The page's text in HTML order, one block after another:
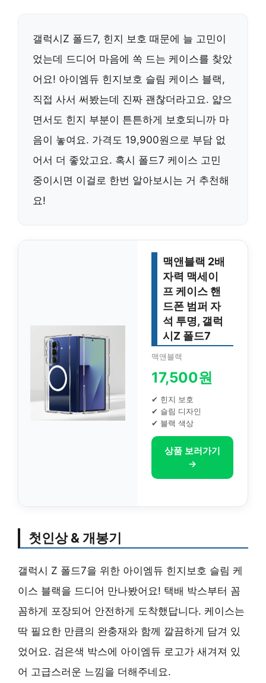
갤럭시Z 폴드7, 힌지 보호 때문에 늘 고민이
었는데 드디어 마음에 쏙 드는 케이스를 찾았
어요! 아이엠듀 힌지보호 슬림 케이스 블랙,
직접 사서 써봤는데 진짜 괜찮더라고요. 얇으
면서도 힌지 부분이 튼튼하게 보호되니까 마
음이 놓여요. 가격도 19,900원으로 부담 없
어서 더 좋았고요. 혹시 폴드7 케이스 고민
중이시면 이걸로 한번 알아보시는 거 추천해
요!
맥앤블랙 2배
자력 맥세이
프 케이스 핸
드폰 범퍼 자
석 투명, 갤럭
시Z 폴드7
맥앤블랙
17,500원
✔ 힌지 보호
✔ 슬림 디자인
✔ 블랙 색상
상품 보러가기
→
첫인상 & 개봉기
갤럭시 Z 폴드7을 위한 아이엠듀 힌지보호 슬림 케
이스 블랙을 드디어 만나봤어요! 택배 박스부터 꼼
꼼하게 포장되어 안전하게 도착했답니다. 케이스는
딱 필요한 만큼의 완충재와 함께 깔끔하게 담겨 있
었어요. 검은색 박스에 아이엠듀 로고가 새겨져 있
어 고급스러운 느낌을 더해주네요.